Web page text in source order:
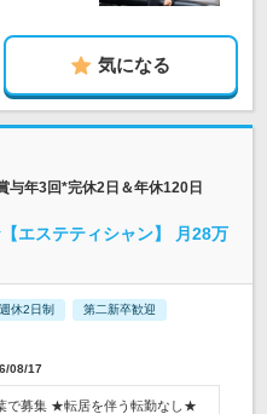
気になる
与年3回*完休2日＆年休120日
エステティシャン】 月28万
休2日制 第二新卒歓迎
08/17
で募集 ★転居を伴う転勤なし★